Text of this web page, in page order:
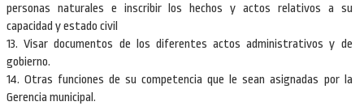
personas naturales e inscribir los hechos y actos relativos a su
capacidad y estado civil
13. Visar documentos de los diferentes actos administrativos y de
gobierno.
14. Otras funciones de su competencia que le sean asignadas por la
Gerencia municipal.